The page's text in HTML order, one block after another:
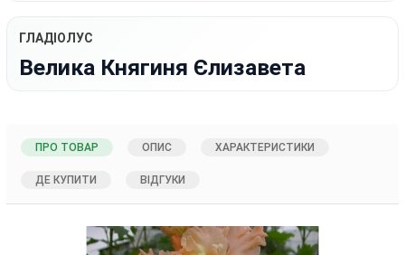
ГЛАДІОЛУС
Велика Княгиня Єлизавета
ПРО ТОВАР ОПИС ХАРАКТЕРИСТИКИ
ДЕ КУПИТИ ВІДГУКИ